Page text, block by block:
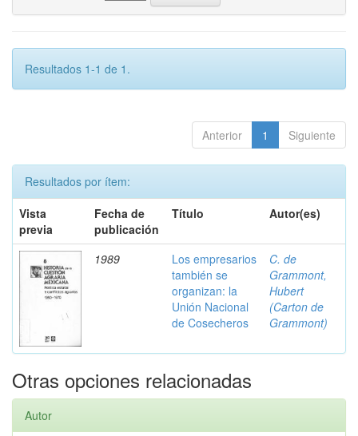
Resultados 1-1 de 1.
Anterior 1 Siguiente
Resultados por ítem:
Vista
previa
Fecha de
publicación
Título Autor(es)
1989
Los empresarios
también se
organizan: la
Unión Nacional
de Cosecheros
C. de
Grammont,
Hubert
(Carton de
Grammont)
Otras opciones relacionadas
Autor